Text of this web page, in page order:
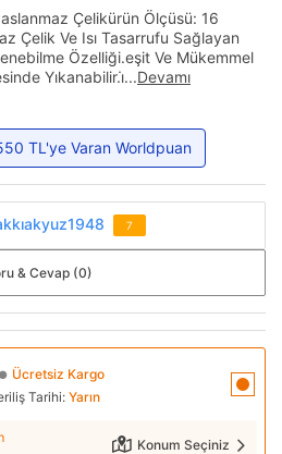
Çelikürün Ölçüsü: 16
Çelik Ve Isı Tasarrufu Sağlayan
Özelliği.eşit Ve Mükemmel
Yıkanabilir.i̇...Devamı
TL'ye Varan Worldpuan
7
& Cevap (0)
● Ücretsiz Kargo
Tarihi: Yarın
Konum Seçiniz